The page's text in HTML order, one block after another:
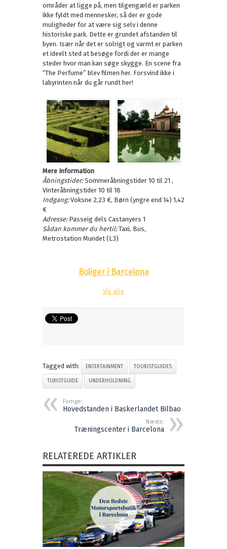
områder at ligge på, men tilgengæld er parken
ikke fyldt med mennesker, så der er gode
muligheder for at være sig selv i denne
historiske park. Dette er grundet afstanden til
byen. Især når det er solrigt og varmt er parken
et ideelt sted at besøge fordi der er mange
steder hvor man kan søge skygge. En scene fra
“The Perfume” blev filmen her. Forsvind ikke i
labyrinten når du går rundt her!
Mere Information
Åbningstider:Sommeråbningstider 10 til 21 ,
Vinteråbningstider 10 til 18
Indgang:Voksne 2,23 €, Børn (yngre end 14) 1,42
€
Adresse:Passeig dels Castanyers 1
Sådan kommer du hertil:Taxi, Bus,
Metrostation Mundet (L3)
Boliger i Barcelona
Vis alle
Tagged with: ENTERTAINMENT TOURISTGUIDES
TURISTGUIDE UNDERHOLDNING
Forrige:
Hovedstanden i Baskerlandet Bilbao
Næste:
Træningscenter i Barcelona
RELATEREDE ARTIKLER